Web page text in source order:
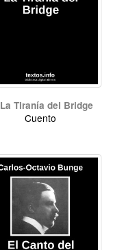
La Tiranía del Bridge
Cuento